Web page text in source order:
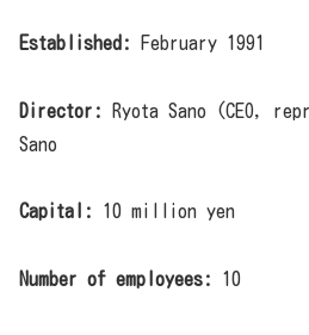
Established: February 1991
Director: Ryota Sano (CEO,
Sano
Capital: 10 million yen
Number of employees: 10